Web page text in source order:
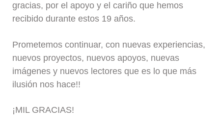
gracias, por el apoyo y el cariño que hemos
recibido durante estos 19 años.
Prometemos continuar, con nuevas experiencias,
nuevos proyectos, nuevos apoyos, nuevas
imágenes y nuevos lectores que es lo que más
ilusión nos hace!!
¡MIL GRACIAS!